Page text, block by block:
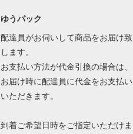
ゆうパック
配達員がお伺いして商品をお届け致
します。
お支払い方法が代金引換の場合は、
お届け時に配達員に代金をお支払い
いただきます。
到着ご希望日時をご指定いただけま